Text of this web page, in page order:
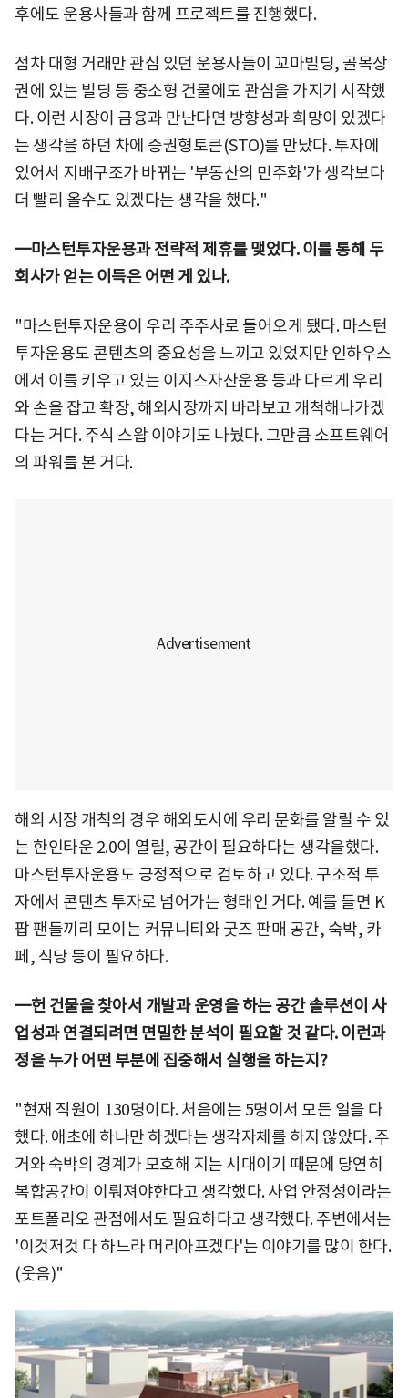
후에도 운용사들과 함께 프로젝트를 진행했다.
점차 대형 거래만 관심 있던 운용사들이 꼬마빌딩, 골목상
권에 있는 빌딩 등 중소형 건물에도 관심을 가지기 시작했
다. 이런 시장이 금융과 만난다면 방향성과 희망이 있겠다
는 생각을 하던 차에 증권형토큰(STO)를 만났다. 투자에
있어서 지배구조가 바뀌는 '부동산의 민주화'가 생각보다
더 빨리 올수도 있겠다는 생각을 했다."
━마스턴투자운용과 전략적 제휴를 맺었다. 이를 통해 두
회사가 얻는 이득은 어떤 게 있나.
"마스턴투자운용이 우리 주주사로 들어오게 됐다. 마스턴
투자운용도 콘텐츠의 중요성을 느끼고 있었지만 인하우스
에서 이를 키우고 있는 이지스자산운용 등과 다르게 우리
와 손을 잡고 확장, 해외시장까지 바라보고 개척해나가겠
다는 거다. 주식 스왑 이야기도 나눴다. 그만큼 소프트웨어
의 파워를 본 거다.
해외 시장 개척의 경우 해외도시에 우리 문화를 알릴 수 있
는 한인타운 2.0이 열릴, 공간이 필요하다는 생각을했다.
마스턴투자운용도 긍정적으로 검토하고 있다. 구조적 투
자에서 콘텐츠 투자로 넘어가는 형태인 거다. 예를 들면 K
팝 팬들끼리 모이는 커뮤니티와 굿즈 판매 공간, 숙박, 카
페, 식당 등이 필요하다.
━헌 건물을 찾아서 개발과 운영을 하는 공간 솔루션이 사
업성과 연결되려면 면밀한 분석이 필요할 것 같다. 이런과
정을 누가 어떤 부분에 집중해서 실행을 하는지?
"현재 직원이 130명이다. 처음에는 5명이서 모든 일을 다
했다. 애초에 하나만 하겠다는 생각자체를 하지 않았다. 주
거와 숙박의 경계가 모호해 지는 시대이기 때문에 당연히
복합공간이 이뤄져야한다고 생각했다. 사업 안정성이라는
포트폴리오 관점에서도 필요하다고 생각했다. 주변에서는
'이것저것 다 하느라 머리아프겠다'는 이야기를 많이 한다.
(웃음)"